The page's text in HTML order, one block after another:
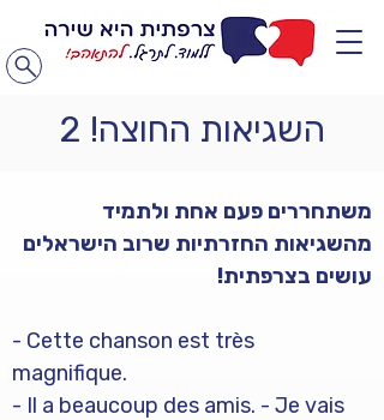
השגיאות החוצה! 2
משתחררים פעם אחת ולתמיד
מהשגיאות החזרתיות שרוב הישראלים
עושים בצרפתית!
- Cette chanson est très
magnifique.
- Il a beaucoup des amis. - Je vais